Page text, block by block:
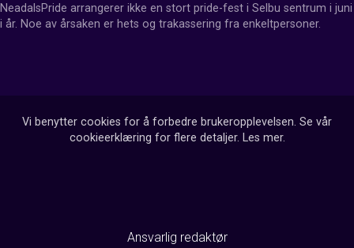
NeadalsPride arrangerer ikke en stort pride-fest i Selbu sentrum i juni
i år. Noe av årsaken er hets og trakassering fra enkeltpersoner.
Vi benytter cookies for å forbedre brukeropplevelsen. Se vår
cookieerklæring for flere detaljer. Les mer.
Ansvarlig redaktør